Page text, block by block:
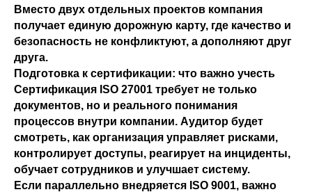
Вместо двух отдельных проектов компания
получает единую дорожную карту, где качество и
безопасность не конфликтуют, а дополняют друг
друга.
Подготовка к сертификации: что важно учесть
Сертификация ISO 27001 требует не только
документов, но и реального понимания
процессов внутри компании. Аудитор будет
смотреть, как организация управляет рисками,
контролирует доступы, реагирует на инциденты,
обучает сотрудников и улучшает систему.
Если параллельно внедряется ISO 9001, важно